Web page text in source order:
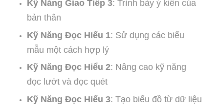
Kỹ Năng Giao Tiếp 3: Trình bày ý kiến của
bản thân
Kỹ Năng Đọc Hiểu 1: Sử dụng các biểu
mẫu một cách hợp lý
Kỹ Năng Đọc Hiểu 2: Nâng cao kỹ năng
đọc lướt và đọc quét
Kỹ Năng Đọc Hiểu 3: Tạo biểu đồ từ dữ liệu